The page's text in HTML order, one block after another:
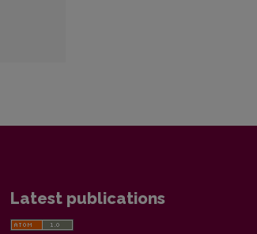
Latest publications